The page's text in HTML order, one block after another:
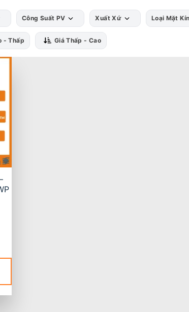
Công Suất PV Xuất Xứ Loại Mặt
- Thấp Giá Thấp - Cao